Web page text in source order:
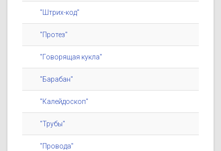
"Штрих-код"
"Протез"
"Говорящая кукла"
"Барабан"
"Калейдоскоп"
"Трубы"
"Провода"